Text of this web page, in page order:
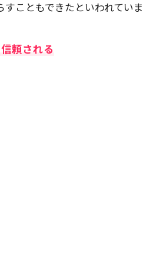
すこともできたといわれていま
頼される